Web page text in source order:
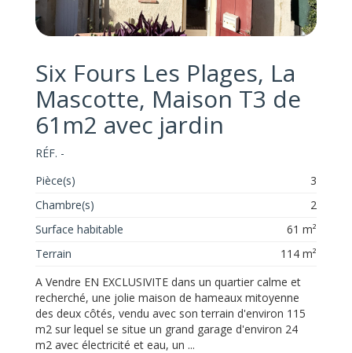
Six Fours Les Plages, La
Mascotte, Maison T3 de
61m2 avec jardin
RÉF. -
Pièce(s)
3
Chambre(s)
2
Surface habitable
61 m²
Terrain
114 m²
A Vendre EN EXCLUSIVITE dans un quartier calme et
recherché, une jolie maison de hameaux mitoyenne
des deux côtés, vendu avec son terrain d'environ 115
m2 sur lequel se situe un grand garage d'environ 24
m2 avec électricité et eau, un ...